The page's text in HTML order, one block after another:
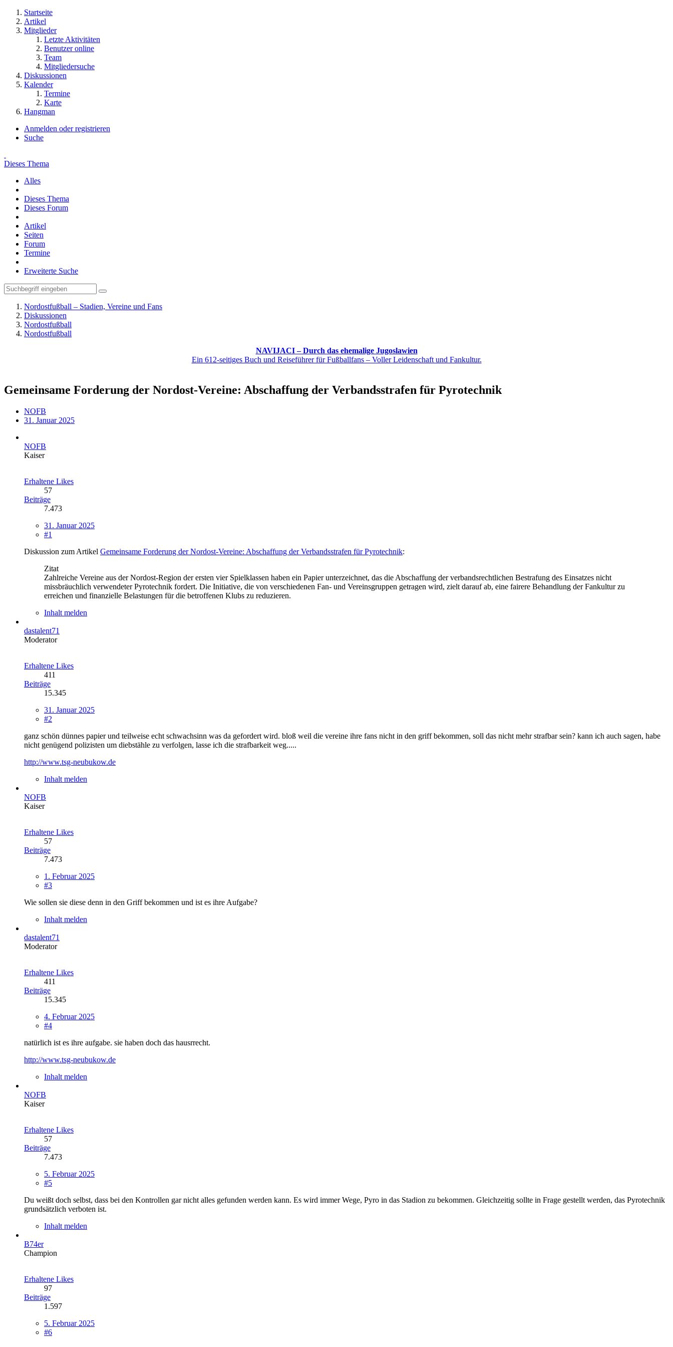
Startseite
Artikel
Mitglieder
Letzte Aktivitäten
Benutzer online
Team
Mitgliedersuche
Diskussionen
Kalender
Termine
Karte
Hangman
Anmelden oder registrieren
Suche
Dieses Thema
Alles
Dieses Thema
Dieses Forum
Artikel
Seiten
Forum
Termine
Erweiterte Suche
Nordostfußball – Stadien, Vereine und Fans
Diskussionen
Nordostfußball
Nordostfußball
NAVIJACI – Durch das ehemalige Jugoslawien
Ein 612-seitiges Buch und Reiseführer für Fußballfans – Voller Leidenschaft und Fankultur.
Gemeinsame Forderung der Nordost-Vereine: Abschaffung der Verbandsstrafen für Pyrotechnik
NOFB
31. Januar 2025
NOFB
Kaiser
Erhaltene Likes
57
Beiträge
7.473
31. Januar 2025
#1
Diskussion zum Artikel Gemeinsame Forderung der Nordost-Vereine: Abschaffung der Verbandsstrafen für Pyrotechnik:
Zitat
Zahlreiche Vereine aus der Nordost-Region der ersten vier Spielklassen haben ein Papier unterzeichnet, das die Abschaffung der verbandsrechtlichen Bestrafung des Einsatzes nicht
missbräuchlich verwendeter Pyrotechnik fordert. Die Initiative, die von verschiedenen Fan- und Vereinsgruppen getragen wird, zielt darauf ab, eine fairere Behandlung der Fankultur zu
erreichen und finanzielle Belastungen für die betroffenen Klubs zu reduzieren.
Inhalt melden
dastalent71
Moderator
Erhaltene Likes
411
Beiträge
15.345
31. Januar 2025
#2
ganz schön dünnes papier und teilweise echt schwachsinn was da gefordert wird. bloß weil die vereine ihre fans nicht in den griff bekommen, soll das nicht mehr strafbar sein? kann ich auch sagen, habe
nicht genügend polizisten um diebstähle zu verfolgen, lasse ich die strafbarkeit weg.....
http://www.tsg-neubukow.de
Inhalt melden
NOFB
Kaiser
Erhaltene Likes
57
Beiträge
7.473
1. Februar 2025
#3
Wie sollen sie diese denn in den Griff bekommen und ist es ihre Aufgabe?
Inhalt melden
dastalent71
Moderator
Erhaltene Likes
411
Beiträge
15.345
4. Februar 2025
#4
natürlich ist es ihre aufgabe. sie haben doch das hausrrecht.
http://www.tsg-neubukow.de
Inhalt melden
NOFB
Kaiser
Erhaltene Likes
57
Beiträge
7.473
5. Februar 2025
#5
Du weißt doch selbst, dass bei den Kontrollen gar nicht alles gefunden werden kann. Es wird immer Wege, Pyro in das Stadion zu bekommen. Gleichzeitig sollte in Frage gestellt werden, das Pyrotechnik
grundsätzlich verboten ist.
Inhalt melden
B74er
Champion
Erhaltene Likes
97
Beiträge
1.597
5. Februar 2025
#6